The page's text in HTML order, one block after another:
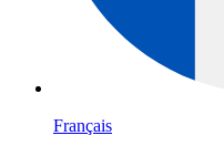
Français